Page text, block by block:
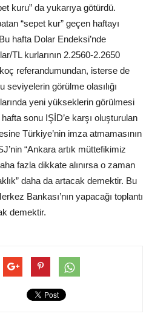
kuru” da yukarıya götürdü.
“sepet kur” geçen haftayı
hafta Dolar Endeksi’nde
TL kurlarının 2.2560-2.2650
referandumundan, isterse de
seviyelerin görülme olasılığı
yeni yükseklerin görülmesi
sonu IŞİD’e karşı oluşturulan
Türkiye’nin imza atmamasının
“Ankara artık müttefikimiz
fazla dikkate alınırsa o zaman
daha da artacak demektir. Bu
Bankası’nın yapacağı toplantı
demektir.